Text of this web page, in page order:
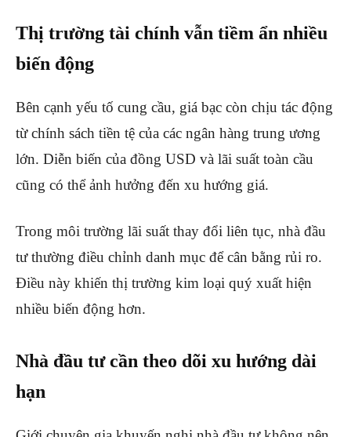
Thị trường tài chính vẫn tiềm ẩn nhiều
biến động
Bên cạnh yếu tố cung cầu, giá bạc còn chịu tác động
từ chính sách tiền tệ của các ngân hàng trung ương
lớn. Diễn biến của đồng USD và lãi suất toàn cầu
cũng có thể ảnh hưởng đến xu hướng giá.
Trong môi trường lãi suất thay đổi liên tục, nhà đầu
tư thường điều chỉnh danh mục để cân bằng rủi ro.
Điều này khiến thị trường kim loại quý xuất hiện
nhiều biến động hơn.
Nhà đầu tư cần theo dõi xu hướng dài
hạn